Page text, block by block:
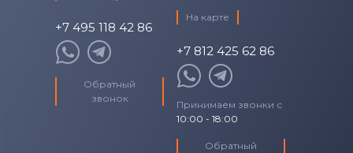
+7 495 118 42 86
Обратный
звонок
На карте
+7 812 425 62 86
Принимаем звонки с
10:00 - 18:00
Обратный